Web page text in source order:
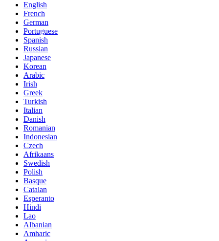
English
French
German
Portuguese
Spanish
Russian
Japanese
Korean
Arabic
Irish
Greek
Turkish
Italian
Danish
Romanian
Indonesian
Czech
Afrikaans
Swedish
Polish
Basque
Catalan
Esperanto
Hindi
Lao
Albanian
Amharic